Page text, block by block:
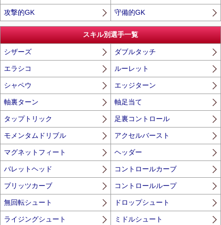
攻撃的GK 守備的GK
スキル別選手一覧
シザーズ ダブルタッチ
エラシコ ルーレット
シャペウ エッジターン
軸裏ターン 軸足当て
タップトリック 足裏コントロール
モメンタムドリブル アクセルバースト
マグネットフィート ヘッダー
バレットヘッド コントロールカーブ
ブリッツカーブ コントロールループ
無回転シュート ドロップシュート
ライジングシュート ミドルシュート